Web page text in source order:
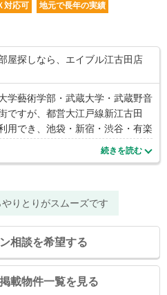
対応可
地元で長年の実績
屋探しなら、エイブル江古田店
学藝術学部・武蔵大学・武蔵野音
ですが、都営大江戸線新江古田
用でき、池袋・新宿・渋谷・有楽
あり、一人暮らしの方やカップ
は不安がいっぱいだと思います
忙でなかなかお店にご来店可能
は、ご希望の条件を伺いメールや
可能ですので、お気軽にご連絡下
ブル江古田店へ！！
続きを読む
りとりがスムーズです
相談を希望する
載物件一覧を見る